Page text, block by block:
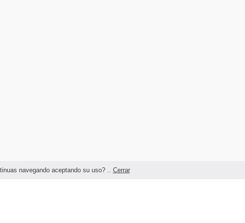
navegando aceptando su uso? .. Cerrar